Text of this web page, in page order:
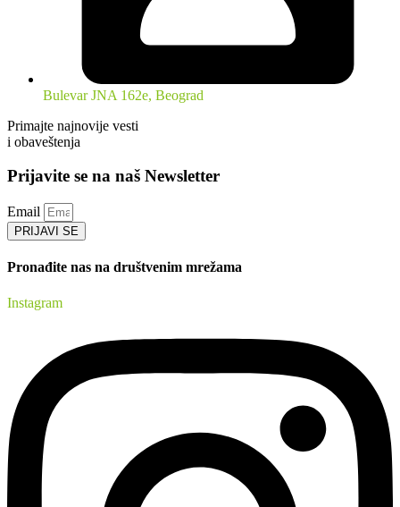
Bulevar JNA 162e, Beograd
Primajte najnovije vesti
i obaveštenja
Prijavite se na naš Newsletter
Email
PRIJAVI SE
Pronađite nas na društvenim mrežama
Instagram